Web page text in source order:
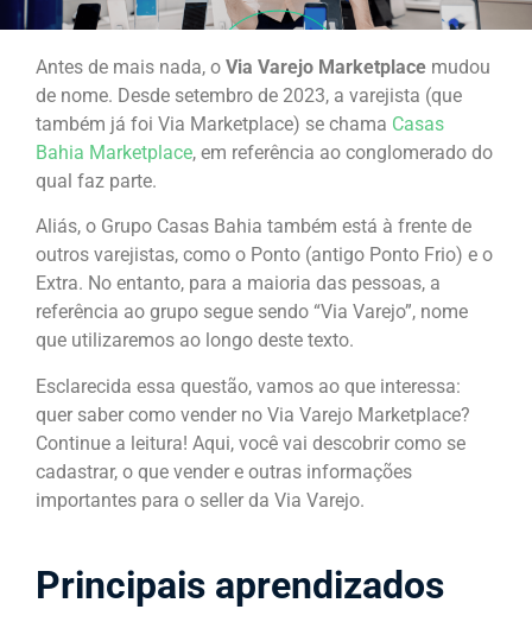
Antes de mais nada, o Via Varejo Marketplace mudou
de nome. Desde setembro de 2023, a varejista (que
também já foi Via Marketplace) se chama Casas
Bahia Marketplace, em referência ao conglomerado do
qual faz parte.
Aliás, o Grupo Casas Bahia também está à frente de
outros varejistas, como o Ponto (antigo Ponto Frio) e o
Extra. No entanto, para a maioria das pessoas, a
referência ao grupo segue sendo “Via Varejo”, nome
que utilizaremos ao longo deste texto.
Esclarecida essa questão, vamos ao que interessa:
quer saber como vender no Via Varejo Marketplace?
Continue a leitura! Aqui, você vai descobrir como se
cadastrar, o que vender e outras informações
importantes para o seller da Via Varejo.
Principais aprendizados